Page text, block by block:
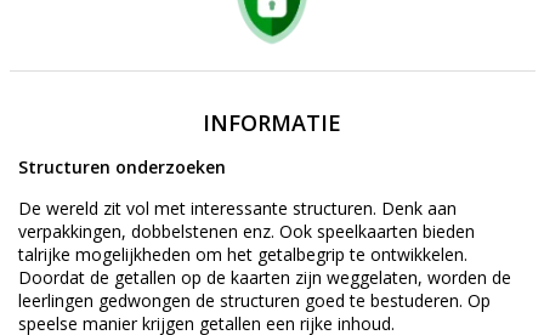
INFORMATIE
Structuren onderzoeken
De wereld zit vol met interessante structuren. Denk aan
verpakkingen, dobbelstenen enz. Ook speelkaarten bieden
talrijke mogelijkheden om het getalbegrip te ontwikkelen.
Doordat de getallen op de kaarten zijn weggelaten, worden de
leerlingen gedwongen de structuren goed te bestuderen. Op
speelse manier krijgen getallen een rijke inhoud.